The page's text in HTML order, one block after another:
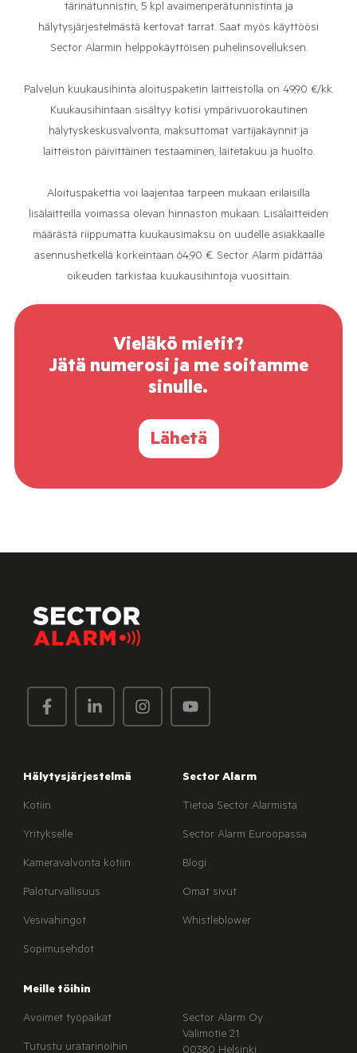
tärinätunnistin, 5 kpl avaimenperätunnistinta ja
hälytysjärjestelmästä kertovat tarrat. Saat myös käyttöösi
Sector Alarmin helppokäyttöisen puhelinsovelluksen.
Palvelun kuukausihinta aloituspaketin laitteistolla on 49,90 €/kk.
Kuukausihintaan sisältyy kotisi ympärivuorokautinen
hälytyskeskusvalvonta, maksuttomat vartijakäynnit ja
laitteiston päivittäinen testaaminen, laitetakuu ja huolto.
Aloituspakettia voi laajentaa tarpeen mukaan erilaisilla
lisälaitteilla voimassa olevan hinnaston mukaan. Lisälaitteiden
määrästä riippumatta kuukausimaksu on uudelle asiakkaalle
asennushetkellä korkeintaan 64,90 €. Sector Alarm pidättää
oikeuden tarkistaa kuukausihintoja vuosittain.
Vieläkö mietit?
Jätä numerosi ja me soitamme
sinulle.
Lähetä
Hälytysjärjestelmä
Kotiin
Yritykselle
Kameravalvonta kotiin
Paloturvallisuus
Vesivahingot
Sopimusehdot
Sector Alarm
Tietoa Sector Alarmista
Sector Alarm Euroopassa
Blogi
Omat sivut
Whistleblower
Meille töihin
Avoimet työpaikat
Tutustu uratarinoihin
Sector Alarm Oy
Valimotie 21